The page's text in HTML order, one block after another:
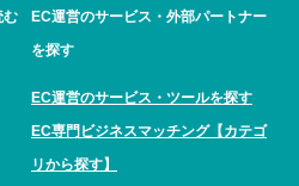
む
EC運営のサービス・外部パートナー
を探す
EC運営のサービス・ツールを探す
EC専門ビジネスマッチング【カテゴ
リから探す】